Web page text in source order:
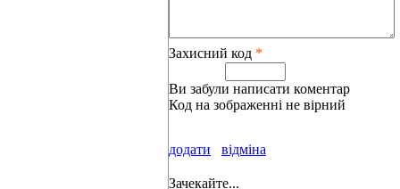
Захисний код *
Ви забули написати коментар
Код на зображенні не вірний
додати відміна
Зачекайте...